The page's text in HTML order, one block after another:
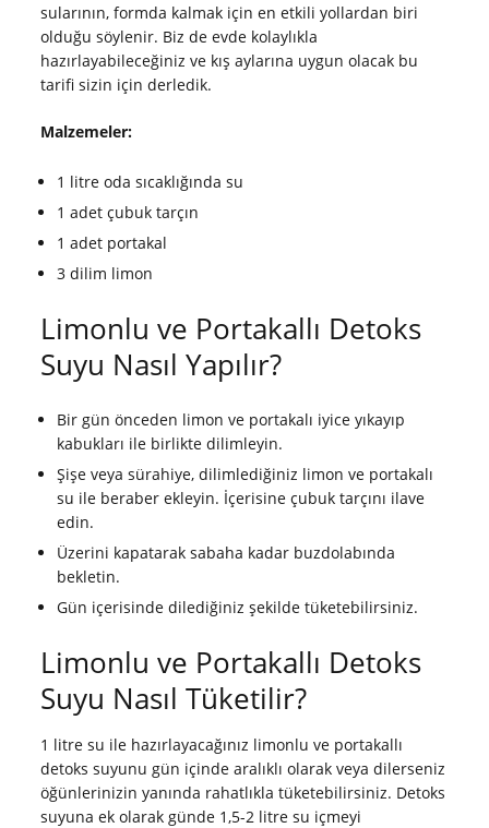
sularının, formda kalmak için en etkili yollardan biri
olduğu söylenir. Biz de evde kolaylıkla
hazırlayabileceğiniz ve kış aylarına uygun olacak bu
tarifi sizin için derledik.
Malzemeler:
1 litre oda sıcaklığında su
1 adet çubuk tarçın
1 adet portakal
3 dilim limon
Limonlu ve Portakallı Detoks
Suyu Nasıl Yapılır?
Bir gün önceden limon ve portakalı iyice yıkayıp
kabukları ile birlikte dilimleyin.
Şişe veya sürahiye, dilimlediğiniz limon ve portakalı
su ile beraber ekleyin. İçerisine çubuk tarçını ilave
edin.
Üzerini kapatarak sabaha kadar buzdolabında
bekletin.
Gün içerisinde dilediğiniz şekilde tüketebilirsiniz.
Limonlu ve Portakallı Detoks
Suyu Nasıl Tüketilir?
1 litre su ile hazırlayacağınız limonlu ve portakallı
detoks suyunu gün içinde aralıklı olarak veya dilerseniz
öğünlerinizin yanında rahatlıkla tüketebilirsiniz. Detoks
suyuna ek olarak günde 1,5-2 litre su içmeyi